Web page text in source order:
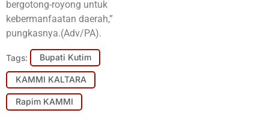
bergotong-royong untuk
kebermanfaatan daerah,”
pungkasnya.(Adv/PA).
Tags: Bupati Kutim
KAMMI KALTARA
Rapim KAMMI